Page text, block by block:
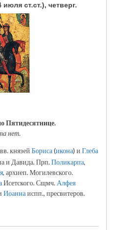
июля ст.ст.), четверг.
Пятидесятнице.
нет.
князей Бориса(икона) и Глеба
и Давида. Прп.Поликарпа,
, архиеп. Могилевского.
Исетского. Сщмч.Алфея
Иоаннаиспп., пресвитеров.